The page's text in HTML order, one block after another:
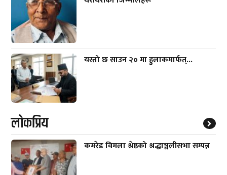
यस्तो छ साउन २० मा हुलाकमार्फत्...
लाेकप्रिय
कमरेड विमला श्रेष्ठको श्रद्धाञ्जलीसभा सम्पन्न